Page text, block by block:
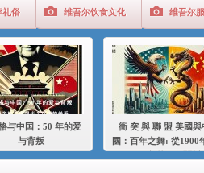
礼俗 维吾尔饮食文化 维吾尔
与中国：50 年的爱
与背叛
衝 突 與 聯 盟 美國與
國：百年之舞: 從1900